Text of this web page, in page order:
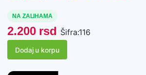
NA ZALIHAMA
2.200 rsd Šifra:116
Dodaj u korpu